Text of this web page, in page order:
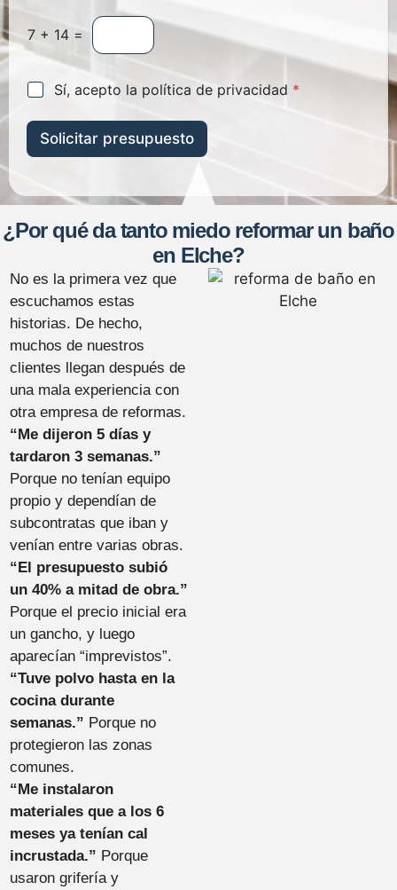
s
e
l
c
t
d
e
c
r
ó
i
o
l
i
d
a
p
c
a
e
o
n
a
i
a
d
o
7 + 14 =
A
u
r
R
G
P
*
Sí, acepto la política de privacidad *
Solicitar presupuesto
¿Por qué da tanto miedo reformar un baño
en Elche?
No es la primera vez que
escuchamos estas
historias. De hecho,
muchos de nuestros
clientes llegan después de
una mala experiencia con
otra empresa de reformas.
“Me dijeron 5 días y
tardaron 3 semanas.”
Porque no tenían equipo
propio y dependían de
subcontratas que iban y
venían entre varias obras.
“El presupuesto subió
un 40% a mitad de obra.”
Porque el precio inicial era
un gancho, y luego
aparecían “imprevistos”.
“Tuve polvo hasta en la
cocina durante
semanas.” Porque no
protegieron las zonas
comunes.
“Me instalaron
materiales que a los 6
meses ya tenían cal
incrustada.” Porque
usaron grifería y